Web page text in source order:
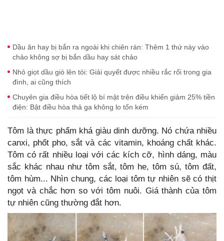
Dầu ăn hay bị bắn ra ngoài khi chiên rán: Thêm 1 thứ này vào
chảo không sợ bị bắn dầu hay sát chảo
Nhỏ giọt dầu gió lên tỏi: Giải quyết được nhiều rắc rối trong gia
đình, ai cũng thích
Chuyên gia điều hòa tiết lộ bí mật trên điều khiển giảm 25% tiền
điện: Bật điều hòa thả ga không lo tốn kém
Tôm là thực phẩm khá giàu dinh dưỡng. Nó chứa nhiều
canxi, phốt pho, sắt và các vitamin, khoáng chất khác.
Tôm có rất nhiều loại với các kích cỡ, hình dáng, màu
sắc khác nhau như tôm sắt, tôm he, tôm sú, tôm đất,
tôm hùm... Nhìn chung, các loại tôm tự nhiên sẽ có thịt
ngọt và chắc hơn so với tôm nuôi. Giá thành của tôm
tự nhiên cũng thường đắt hơn.